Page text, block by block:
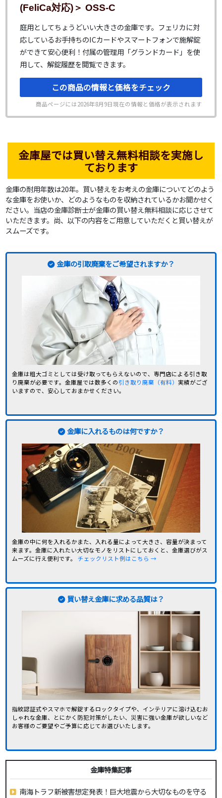
(FeliCa対応)＞ OSS-C
庭用としてちょうどいい大きさの金庫です。フェリカに対
応しているお手持ちのICカードやスマートフォンで施解錠
ができて安心便利！付属の管理用「グランドカード」を使
用して、解錠履歴を閲覧できます。
この商品の情報と価格をチェック
商品ページには2026年8月9日現在の情報と価格が表示されます
金庫屋では買い替え無料相談を実施し
ております
金庫の耐用年数は20年。買い替えをお考えの金庫についてどのよう
な金庫をお使いか、どのようなものを収納されているかお聞かせく
ださい。当店の金庫診断士が金庫の買い替え無料相談に応じさせて
いただきます。尚、以下の内容をご用意していただくと買い替えが
スムーズです。
金庫の引取廃棄をご希望されますか？
金庫は粗大ゴミとしては受け取ってもらえないので、専門店による引き取
り廃棄が必要です。金庫屋では数多くの引き取り廃棄（有料） 実績がござ
いますので、安心しておまかせください。
金庫に入れるものは何ですか？
金庫の中に何を入れるかまた、入れる量によって大きさ、容量が決まって
来ます。金庫に入れたい大切なモノをリストにしておくと、金庫選びがス
ムーズに行え便利です。 チェックリスト例はこちら →
買い替え金庫に求める品質は？
指紋認証式やスマホで解錠するロックタイプや、インテリアに溶け込むお
しゃれな金庫、とにかく防犯対策がしたい、災害に強い金庫が欲しいなど
お客様のご要望やご予算に応じてお選びいたします。
金庫特集記事
南海トラフ新被害想定発表！巨大地震から大切なものを守る